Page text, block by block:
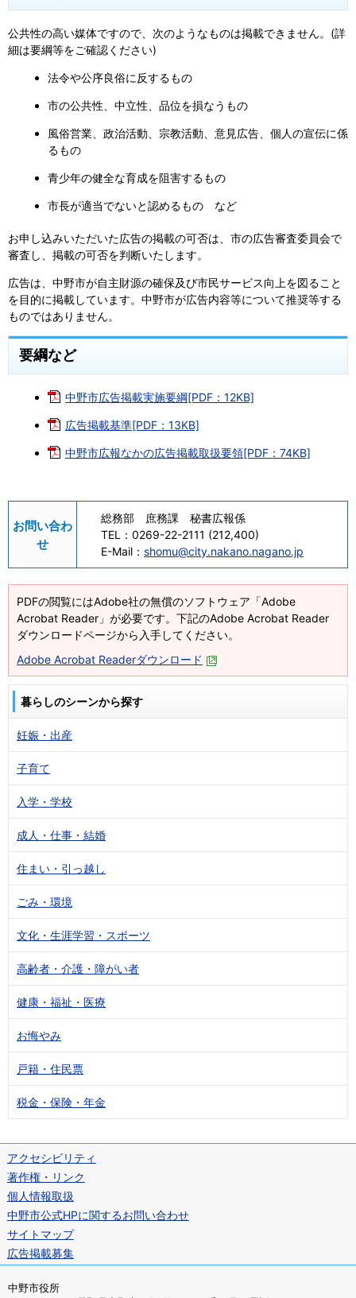
公共性の高い媒体ですので、次のようなものは掲載できません。(詳
細は要綱等をご確認ください)
法令や公序良俗に反するもの
市の公共性、中立性、品位を損なうもの
風俗営業、政治活動、宗教活動、意見広告、個人の宣伝に係
るもの
青少年の健全な育成を阻害するもの
市長が適当でないと認めるもの など
お申し込みいただいた広告の掲載の可否は、市の広告審査委員会で
審査し、掲載の可否を判断いたします。
広告は、中野市が自主財源の確保及び市民サービス向上を図ること
を目的に掲載しています。中野市が広告内容等について推奨等する
ものではありません。
要綱など
中野市広告掲載実施要綱[PDF：12KB]
広告掲載基準[PDF：13KB]
中野市広報なかの広告掲載取扱要領[PDF：74KB]
お問い合わ
せ
総務部 庶務課 秘書広報係
TEL： 0269-22-2111 (212,400)
E-Mail： shomu@city.nakano.nagano.jp
PDFの閲覧にはAdobe社の無償のソフトウェア「Adobe
Acrobat Reader」が必要です。下記のAdobe Acrobat Reader
ダウンロードページから入手してください。
Adobe Acrobat Readerダウンロード
暮らしのシーンから探す
妊娠・出産
子育て
入学・学校
成人・仕事・結婚
住まい・引っ越し
ごみ・環境
文化・生涯学習・スポーツ
高齢者・介護・障がい者
健康・福祉・医療
お悔やみ
戸籍・住民票
税金・保険・年金
アクセシビリティ
著作権・リンク
個人情報取扱
中野市公式HPに関するお問い合わせ
サイトマップ
広告掲載募集
中野市役所